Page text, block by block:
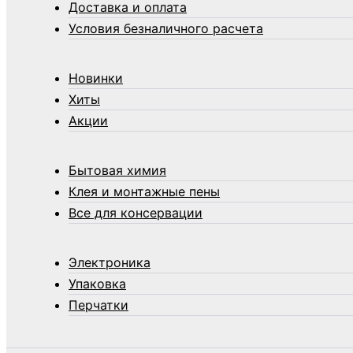
Средства по уходу за обувью и
одеждой
Термометры
Термосы
Товары Amigo
Товары для кухни
Товары для сада и огорода
Товары для туризма и отдыха
Утеплители и прочее
Фонари, лампы и удлинители
Хозяйственные товары
Доставка и оплата
Условия безналичного расчета
Новинки
Хиты
Акции
Бытовая химия
Клея и монтажные пены
Все для консервации
Электроника
Упаковка
Перчатки